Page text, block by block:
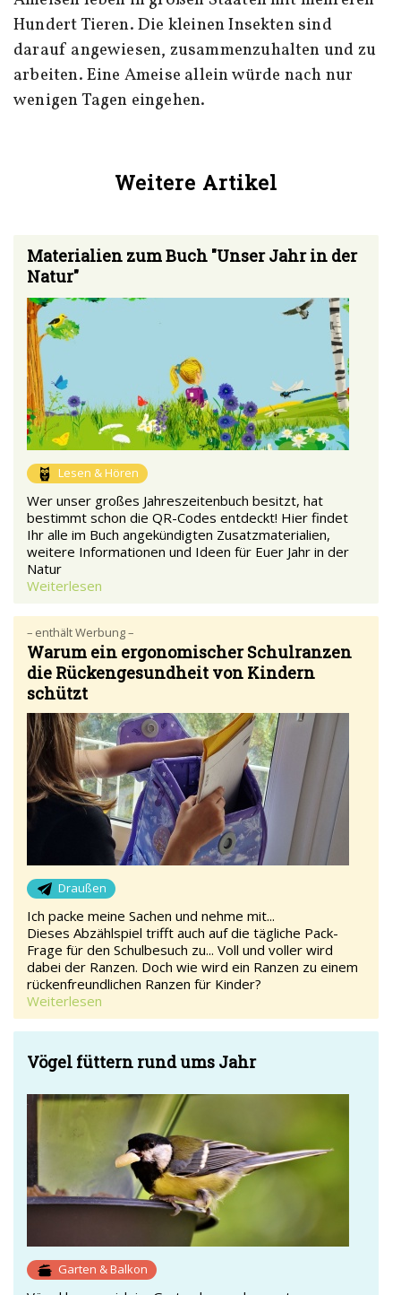
Hundert Tieren. Die kleinen Insekten sind
darauf angewiesen, zusammenzuhalten und zu
arbeiten. Eine Ameise allein würde nach nur
wenigen Tagen eingehen.
Weitere Artikel
Materialien zum Buch "Unser Jahr in der
Natur"
Lesen & Hören
Wer unser großes Jahreszeitenbuch besitzt, hat
bestimmt schon die QR-Codes entdeckt! Hier findet
Ihr alle im Buch angekündigten Zusatzmaterialien,
weitere Informationen und Ideen für Euer Jahr in der
Natur
Weiterlesen
– enthält Werbung –
Warum ein ergonomischer Schulranzen
die Rückengesundheit von Kindern
schützt
Draußen
Ich packe meine Sachen und nehme mit...
Dieses Abzählspiel trifft auch auf die tägliche Pack-
Frage für den Schulbesuch zu... Voll und voller wird
dabei der Ranzen. Doch wie wird ein Ranzen zu einem
rückenfreundlichen Ranzen für Kinder?
Weiterlesen
Vögel füttern rund ums Jahr
Garten & Balkon